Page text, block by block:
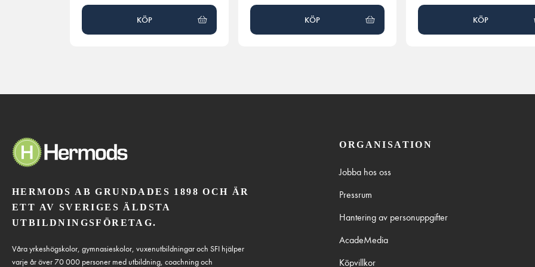
KÖP KÖP KÖP
HERMODS AB GRUNDADES 1898 OCH ÄR
ETT AV SVERIGES ÄLDSTA
UTBILDNINGSFÖRETAG.
Våra yrkeshögskolor, gymnasieskolor, vuxenutbildningar och SFI hjälper
varje år över 70 000 personer med utbildning, coachning och
ORGANISATION
Jobba hos oss
Pressrum
Hantering av personuppgifter
AcadeMedia
Köpvillkor